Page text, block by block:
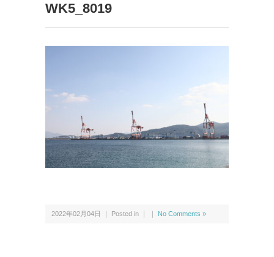
WK5_8019
2022年02月04日 ｜ Posted in ｜ ｜ No Comments »